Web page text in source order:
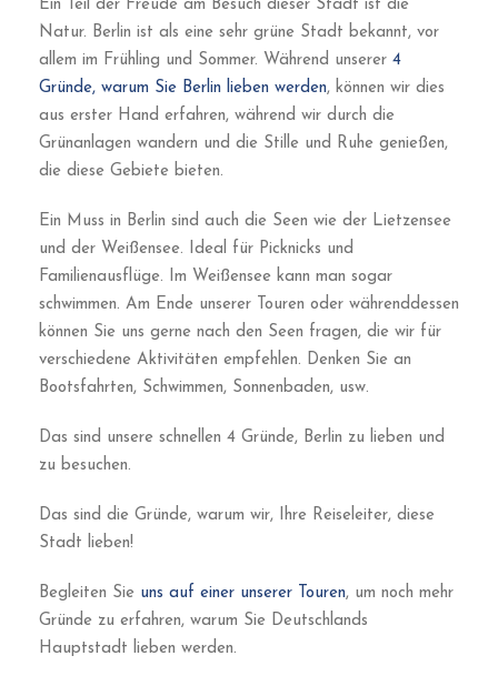
Das sind die Gründe, warum wir, Ihre Reiseleiter, diese
Stadt lieben!
Begleiten Sieuns auf einer unserer Touren, um noch mehr
Gründe zu erfahren, warum Sie Deutschlands
Hauptstadt lieben werden.
Ihr Team @ Fork and Walk Tours Berlin
Berlin Rundgänge |
info@forkandwalktoursberlin.com
Bier Graffiti
0 SHARES